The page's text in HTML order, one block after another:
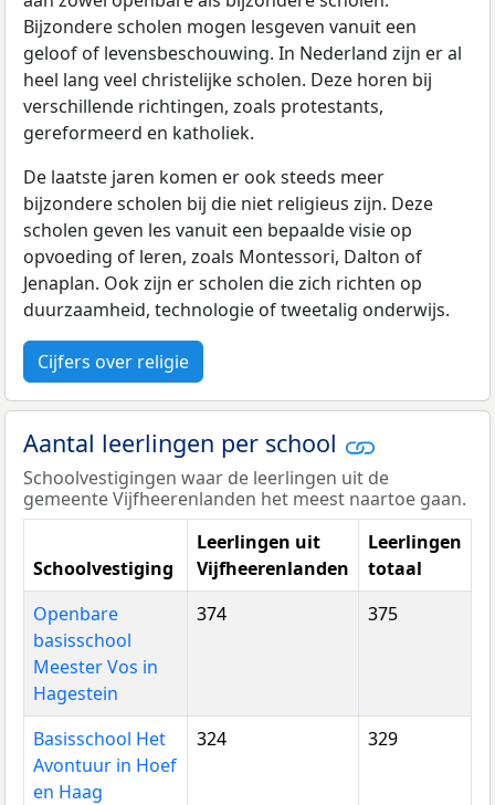
Bijzondere scholen mogen lesgeven vanuit een
geloof of levensbeschouwing. In Nederland zijn er al
heel lang veel christelijke scholen. Deze horen bij
verschillende richtingen, zoals protestants,
gereformeerd en katholiek.
De laatste jaren komen er ook steeds meer
bijzondere scholen bij die niet religieus zijn. Deze
scholen geven les vanuit een bepaalde visie op
opvoeding of leren, zoals Montessori, Dalton of
Jenaplan. Ook zijn er scholen die zich richten op
duurzaamheid, technologie of tweetalig onderwijs.
Cijfers over religie
Aantal leerlingen per school
Schoolvestigingen waar de leerlingen uit de
gemeente Vijfheerenlanden het meest naartoe gaan.
Schoolvestiging
Leerlingen uit
Vijfheerenlanden
Leerlingen
totaal
Openbare
basisschool
Meester Vos in
Hagestein
374 375
Basisschool Het
Avontuur in Hoef
en Haag
324 329